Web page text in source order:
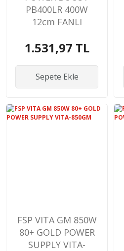
PB400LR 400W
12cm FANLI
KUTULU
1.531,97 TL
Sepete Ekle
FSP VITA GM 850W
80+ GOLD POWER
SUPPLY VITA-